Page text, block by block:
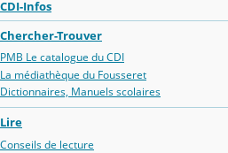
CDI-Infos
Chercher-Trouver
PMB Le catalogue du CDI
La médiathèque du Fousseret
Dictionnaires, Manuels scolaires
Lire
Conseils de lecture